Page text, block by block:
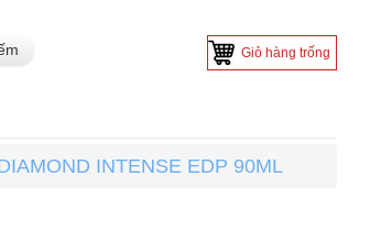
Giỏ hàng trống
INTENSE EDP 90ML